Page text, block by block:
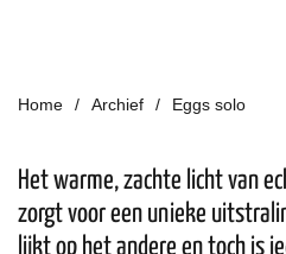
Home Archief Eggs solo
Het warme, zachte licht van
zorgt voor een unieke
lijkt op het andere en toch is